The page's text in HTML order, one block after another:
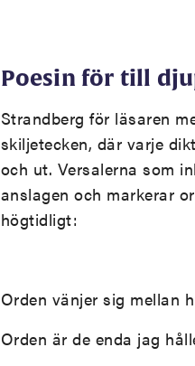
Poesin för till
Strandberg för läsaren
skiljetecken, där varje
och ut. Versalerna som
anslagen och markerar
högtidligt:
Orden vänjer sig mellan
Orden är de enda jag